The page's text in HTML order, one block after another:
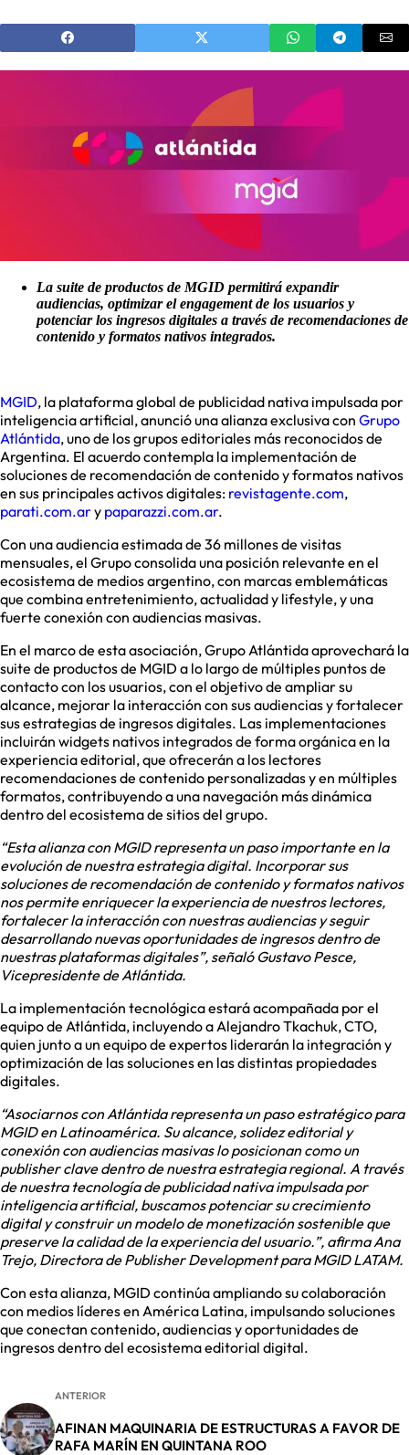
La suite de productos de MGID permitirá expandir
audiencias, optimizar el engagement de los usuarios y
potenciar los ingresos digitales a través de recomendaciones de
contenido y formatos nativos integrados.
MGID, la plataforma global de publicidad nativa impulsada por
inteligencia artificial, anunció una alianza exclusiva con Grupo
Atlántida, uno de los grupos editoriales más reconocidos de
Argentina. El acuerdo contempla la implementación de
soluciones de recomendación de contenido y formatos nativos
en sus principales activos digitales: revistagente.com,
parati.com.ary paparazzi.com.ar.
Con una audiencia estimada de 36 millones de visitas
mensuales, el Grupo consolida una posición relevante en el
ecosistema de medios argentino, con marcas emblemáticas
que combina entretenimiento, actualidad y lifestyle, y una
fuerte conexión con audiencias masivas.
En el marco de esta asociación, Grupo Atlántida aprovechará la
suite de productos de MGID a lo largo de múltiples puntos de
contacto con los usuarios, con el objetivo de ampliar su
alcance, mejorar la interacción con sus audiencias y fortalecer
sus estrategias de ingresos digitales. Las implementaciones
incluirán widgets nativos integrados de forma orgánica en la
experiencia editorial, que ofrecerán a los lectores
recomendaciones de contenido personalizadas y en múltiples
formatos, contribuyendo a una navegación más dinámica
dentro del ecosistema de sitios del grupo.
“Esta alianza con MGID representa un paso importante en la
evolución de nuestra estrategia digital. Incorporar sus
soluciones de recomendación de contenido y formatos nativos
nos permite enriquecer la experiencia de nuestros lectores,
fortalecer la interacción con nuestras audiencias y seguir
desarrollando nuevas oportunidades de ingresos dentro de
nuestras plataformas digitales”, señaló Gustavo Pesce,
Vicepresidente de Atlántida.
La implementación tecnológica estará acompañada por el
equipo de Atlántida, incluyendo a Alejandro Tkachuk, CTO,
quien junto a un equipo de expertos liderarán la integración y
optimización de las soluciones en las distintas propiedades
digitales.
“Asociarnos con Atlántida representa un paso estratégico para
MGID en Latinoamérica. Su alcance, solidez editorial y
conexión con audiencias masivas lo posicionan como un
publisher clave dentro de nuestra estrategia regional. A través
de nuestra tecnología de publicidad nativa impulsada por
inteligencia artificial, buscamos potenciar su crecimiento
digital y construir un modelo de monetización sostenible que
preserve la calidad de la experiencia del usuario.”, afirma Ana
Trejo, Directora de Publisher Development para MGID LATAM.
Con esta alianza, MGID continúa ampliando su colaboración
con medios líderes en América Latina, impulsando soluciones
que conectan contenido, audiencias y oportunidades de
ingresos dentro del ecosistema editorial digital.
ANTERIOR
AFINAN MAQUINARIA DE ESTRUCTURAS A FAVOR DE
RAFA MARÍN EN QUINTANA ROO